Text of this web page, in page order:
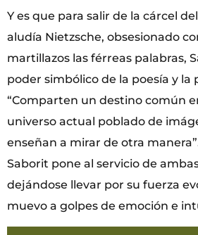
Y es que para salir de la cárcel
aludía Nietzsche, obsesionado
martillazos las férreas palabras,
poder simbólico de la poesía y la
“Comparten un destino común
universo actual poblado de
enseñan a mirar de otra
Saborit pone al servicio de
dejándose llevar por su fuerza
muevo a golpes de emoción e